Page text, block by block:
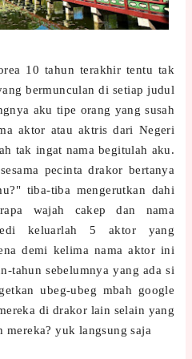
10 tahun terakhir tentu tak
bermunculan di setiap judul
aku tipe orang yang susah
aktor atau aktris dari Negeri
tak ingat nama begitulah aku.
pecinta drakor bertanya
tiba-tiba mengerutkan dahi
wajah cakep dan nama
keluarlah 5 aktor yang
demi kelima nama aktor ini
tahun sebelumnya yang ada si
ubeg-ubeg mbah google
di drakor lain selain yang
mereka? yuk langsung saja